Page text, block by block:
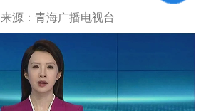
来源：青海广播电视台